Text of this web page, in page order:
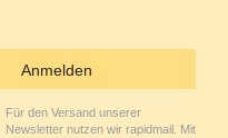
Anmelden
Für den Versand unserer
Newsletter nutzen wir rapidmail. Mit